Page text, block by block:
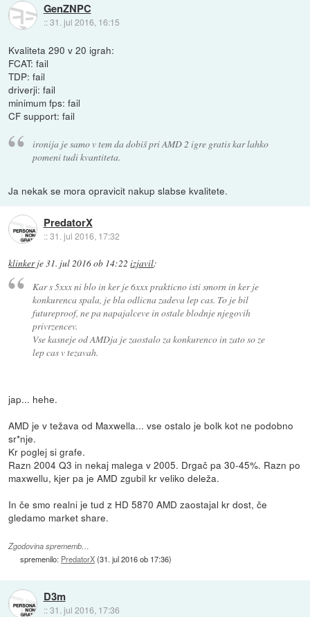
GenZNPC
::31. jul 2016, 16:15
Kvaliteta 290 v 20 igrah:
FCAT: fail
TDP: fail
driverji: fail
minimum fps: fail
CF support: fail
ironija je samo v tem da dobiš pri AMD 2 igre gratis kar lahko
pomeni tudi kvantiteta.
Ja nekak se mora opravicit nakup slabse kvalitete.
PredatorX
::31. jul 2016, 17:32
klinkerje31. jul 2016 ob 14:22 izjavil:
Kar s 5xxx ni blo in ker je 6xxx prakticno isti smorn in ker je
konkurenca spala, je bla odlicna zadeva lep cas. To je bil
futureproof, ne pa napajalceve in ostale blodnje njegovih
privrzencev.
Vse kasneje od AMDja je zaostalo za konkurenco in zato so ze
lep cas v tezavah.
jap... hehe.
AMD je v težava od Maxwella... vse ostalo je bolk kot ne podobno
sr*nje.
Kr poglej si grafe.
Razn 2004 Q3 in nekaj malega v 2005. Drgač pa 30-45%. Razn po
maxwellu, kjer pa je AMD zgubil kr veliko deleža.
In če smo realni je tud z HD 5870 AMD zaostajal kr dost, če
gledamo market share.
Zgodovina sprememb…
spremenilo: PredatorX(31. jul 2016 ob 17:36)
D3m
::31. jul 2016, 17:36